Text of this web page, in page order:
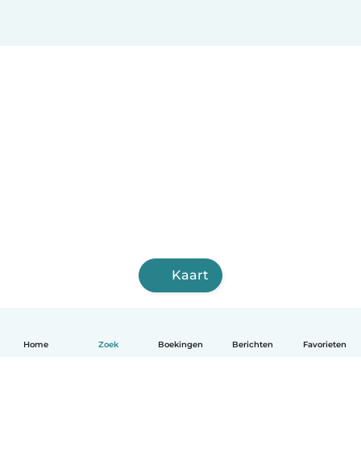
Home Zoek Boekingen Berichten Favorieten
Kaart